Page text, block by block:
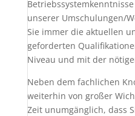
unserer Umschulungen/
Sie immer die aktuellen
geforderten
Niveau und mit der
Neben dem fachlichen
weiterhin von großer
Zeit unumgänglich, dass